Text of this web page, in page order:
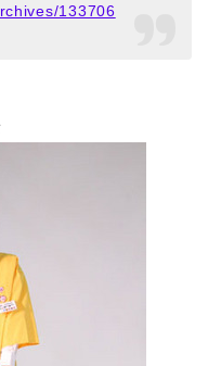
133706